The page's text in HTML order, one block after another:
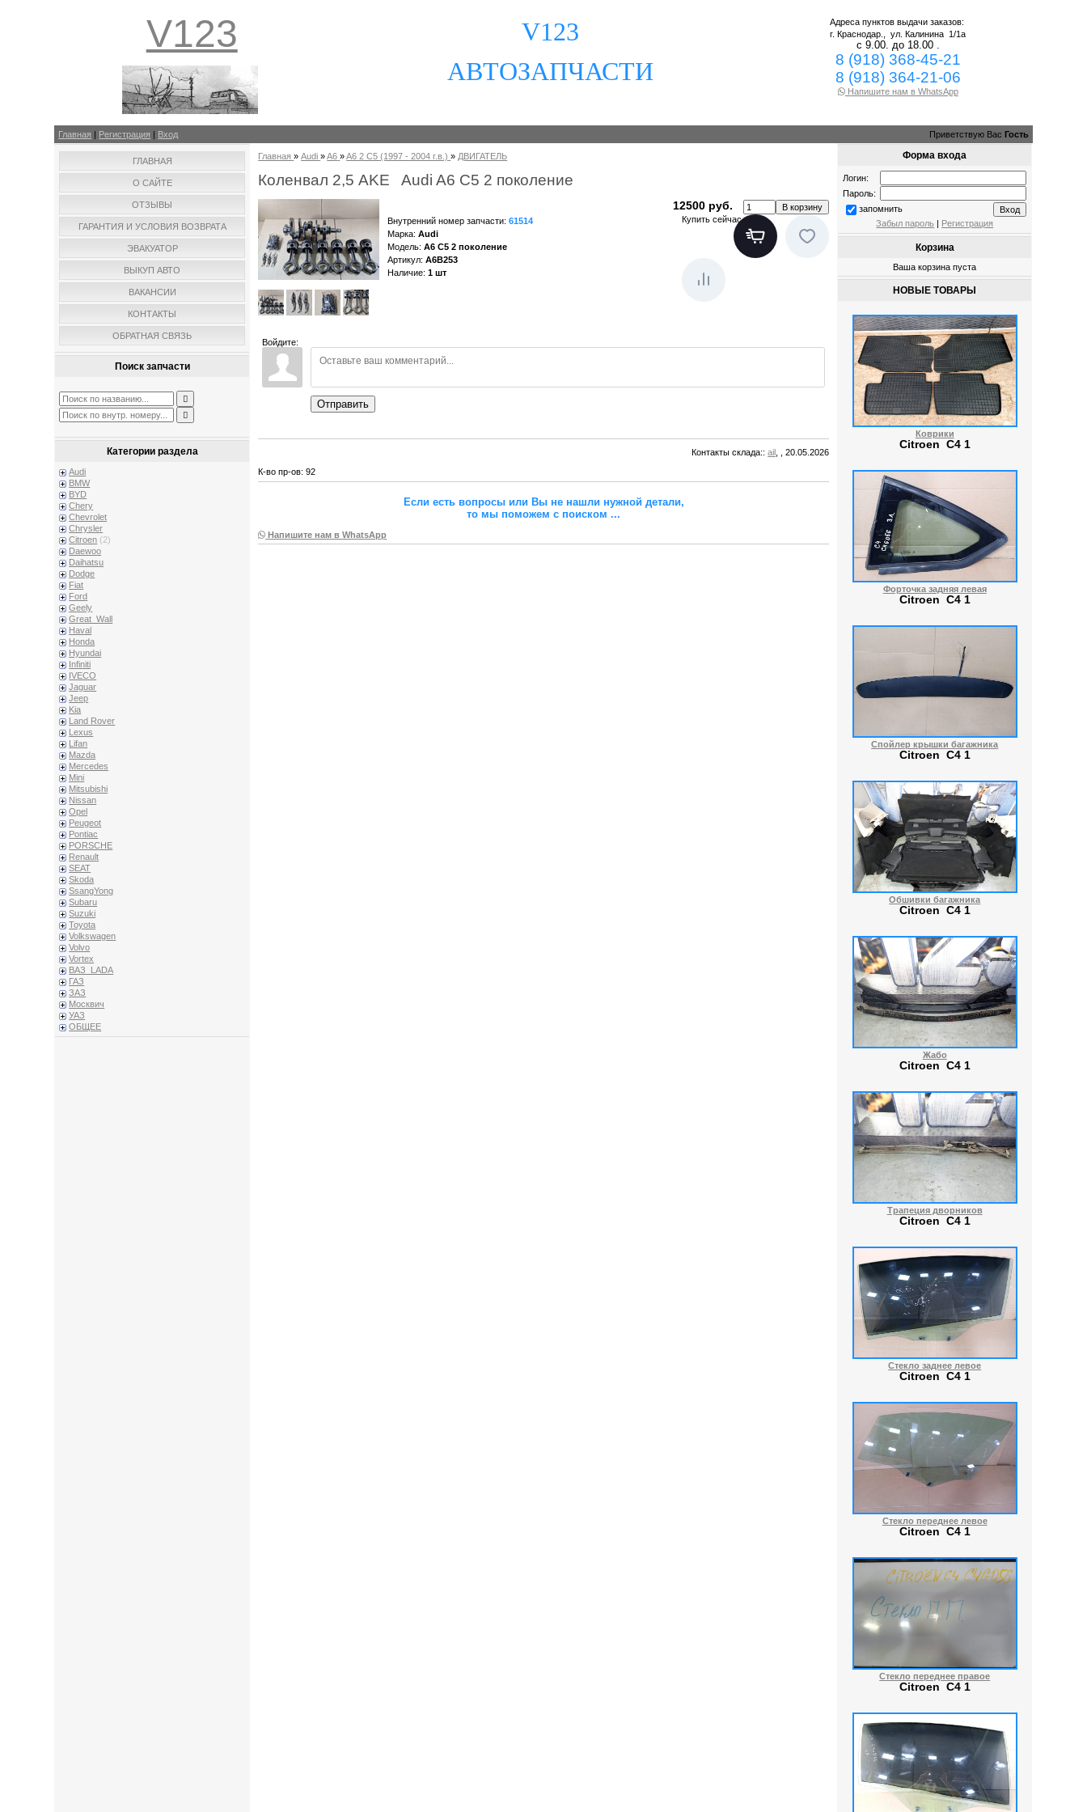
V123
V123
АВТОЗАПЧАСТИ
Адреса пунктов выдачи заказов:
г. Краснодар.,ул. Калинина 1/1а
с 9.00. до 18.00 .
8 (918) 368-45-21
8 (918) 364-21-06
Напишите нам в WhatsApp
Главная | Регистрация | Вход Приветствую Вас Гость
ГЛАВНАЯ
О САЙТЕ
ОТЗЫВЫ
ГАРАНТИЯ И УСЛОВИЯ ВОЗВРАТА
ЭВАКУАТОР
ВЫКУП АВТО
ВАКАНСИИ
КОНТАКТЫ
ОБРАТНАЯ СВЯЗЬ
Поиск запчасти
Категории раздела
Audi
BMW
BYD
Chery
Chevrolet
Chrysler
Citroen (2)
Daewoo
Daihatsu
Dodge
Fiat
Ford
Geely
Great_Wall
Haval
Honda
Hyundai
Infiniti
IVECO
Jaguar
Jeep
Kia
Land Rover
Lexus
Lifan
Mazda
Mercedes
Mini
Mitsubishi
Nissan
Opel
Peugeot
Pontiac
PORSCHE
Renault
SEAT
Skoda
SsangYong
Subaru
Suzuki
Toyota
Volkswagen
Volvo
Vortex
ВАЗ_LADA
ГАЗ
ЗАЗ
Москвич
УАЗ
ОБЩЕЕ
Главная »Audi »A6 »A6 2 C5 (1997 - 2004 г.в.) » ДВИГАТЕЛЬ
Коленвал 2,5 AKE Audi A6 C5 2 поколение
12500 руб.
Внутренний номер запчасти: 61514
Марка: Audi
Модель: A6 C5 2 поколение
Артикул: A6B253
Наличие: 1 шт
Купить сейчас
Войдите:
Отправить
Контакты склада::ail
, , 20.05.2026
К-во пр-ов: 92
Если есть вопросы или Вы не нашли нужной детали,
то мы поможем с поиском...
Напишите нам в WhatsApp
Форма входа
Логин:
Пароль:
запомнить
Забыл пароль | Регистрация
Корзина
Ваша корзина пуста
НОВЫЕ ТОВАРЫ
Коврики
Citroen C4 1
Форточка задняя левая
Citroen C4 1
Спойлер крышки багажника
Citroen C4 1
Обшивки багажника
Citroen C4 1
Жабо
Citroen C4 1
Трапеция дворников
Citroen C4 1
Стекло заднее левое
Citroen C4 1
Стекло переднее левое
Citroen C4 1
Стекло переднее правое
Citroen C4 1